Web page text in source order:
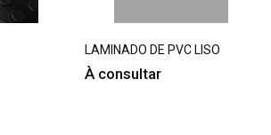
LAMINADO DE PVC LISO
À consultar